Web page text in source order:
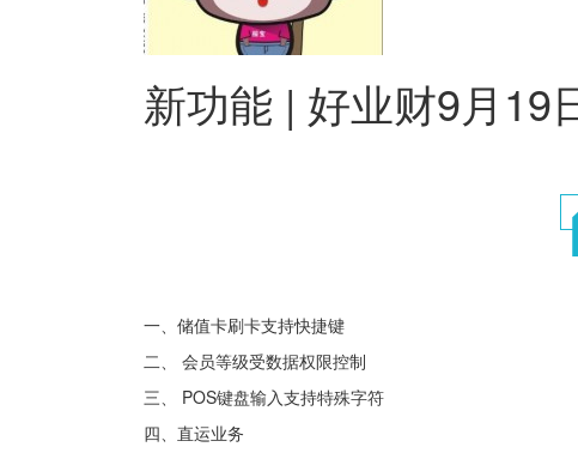
新功能 | 好业财9月19
一、储值卡刷卡支持快捷键
二、 会员等级受数据权限控制
三、 POS键盘输入支持特殊字符
四、直运业务